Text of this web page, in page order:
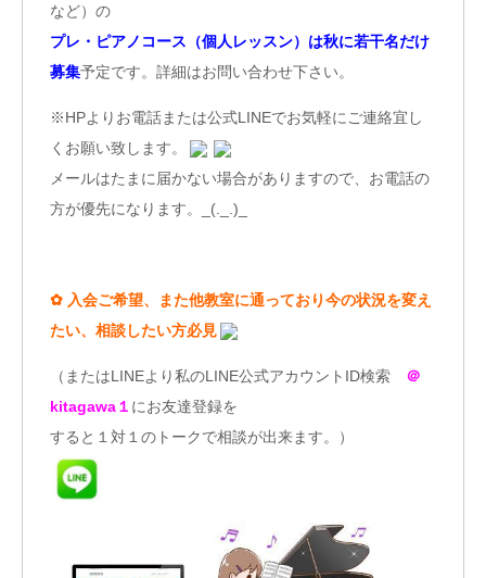
など）の
プレ・ピアノコース（個人レッスン）は秋に若干名だけ
募集予定です。詳細はお問い合わせ下さい。
※HPよりお電話または公式LINEでお気軽にご連絡宜し
くお願い致します。
メールはたまに届かない場合がありますので、お電話の
方が優先になります。_(._.)_
✿ 入会ご希望、また他教室に通っており今の状況を変え
たい、相談したい方必見
（またはLINEより私のLINE公式アカウントID検索 ＠
kitagawa１ にお友達登録を
すると１対１のトークで相談が出来ます。）